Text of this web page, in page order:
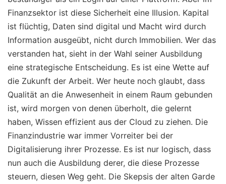
Finanzsektor ist diese Sicherheit eine Illusion. Kapital
ist flüchtig, Daten sind digital und Macht wird durch
Information ausgeübt, nicht durch Immobilien. Wer das
verstanden hat, sieht in der Wahl seiner Ausbildung
eine strategische Entscheidung. Es ist eine Wette auf
die Zukunft der Arbeit. Wer heute noch glaubt, dass
Qualität an die Anwesenheit in einem Raum gebunden
ist, wird morgen von denen überholt, die gelernt
haben, Wissen effizient aus der Cloud zu ziehen. Die
Finanzindustrie war immer Vorreiter bei der
Digitalisierung ihrer Prozesse. Es ist nur logisch, dass
nun auch die Ausbildung derer, die diese Prozesse
steuern, diesen Weg geht. Die Skepsis der alten Garde